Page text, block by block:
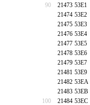
90
21473 53E1
21474 53E2
21475 53E3
21476 53E4
21477 53E5
21478 53E6
21479 53E7
21481 53E9
21482 53EA
21483 53EB
100
21484 53EC